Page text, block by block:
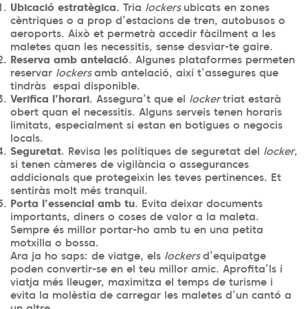
Ubicació estratègica. Tria lockers ubicats en zones
cèntriques o a prop d’estacions de tren, autobusos o
aeroports. Això et permetrà accedir fàcilment a les
maletes quan les necessitis, sense desviar-te gaire.
Reserva amb antelació. Algunes plataformes permeten
reservar lockersamb antelació, així t’assegures que
tindràs espai disponible.
Verifica l’horari. Assegura’t que el lockertriat estarà
obert quan el necessitis. Alguns serveis tenen horaris
limitats, especialment si estan en botigues o negocis
locals.
Seguretat. Revisa les polítiques de seguretat del locker,
si tenen càmeres de vigilància o assegurances
addicionals que protegeixin les teves pertinences. Et
sentiràs molt més tranquil.
Porta l’essencial amb tu. Evita deixar documents
importants, diners o coses de valor a la maleta.
Sempre és millor portar-ho amb tu en una petita
motxilla o bossa.
Ara ja ho saps: de viatge, els lockersd’equipatge
poden convertir-se en el teu millor amic. Aprofita’ls i
viatja més lleuger, maximitza el temps de turisme i
evita la molèstia de carregar les maletes d’un cantó a